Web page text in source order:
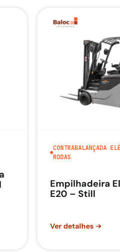
CONTRABALANÇADA
RODAS
Empilhadeira
E20 – Still
Ver detalhes